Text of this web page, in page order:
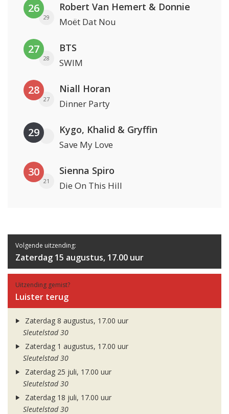
26
29
Robert Van Hemert & Donnie
Moët Dat Nou
27
28
BTS
SWIM
28
27
Niall Horan
Dinner Party
29 Kygo, Khalid & Gryffin
Save My Love
30
21
Sienna Spiro
Die On This Hill
Volgende uitzending:
Zaterdag 15 augustus, 17.00 uur
Uitzending gemist?
Luister terug
Zaterdag 8 augustus, 17.00 uur
Sleutelstad 30
Zaterdag 1 augustus, 17.00 uur
Sleutelstad 30
Zaterdag 25 juli, 17.00 uur
Sleutelstad 30
Zaterdag 18 juli, 17.00 uur
Sleutelstad 30